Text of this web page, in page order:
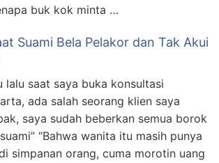
buk kok minta …
Suami Bela Pelakor dan Tak Akui
lalu saat saya buka konsultasi
ada salah seorang klien saya
saya sudah beberkan semua borok
“Bahwa wanita itu masih punya
simpanan orang, cuma morotin uang